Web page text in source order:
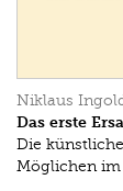
Niklaus Ingold
Das erste
Die
Möglichen im